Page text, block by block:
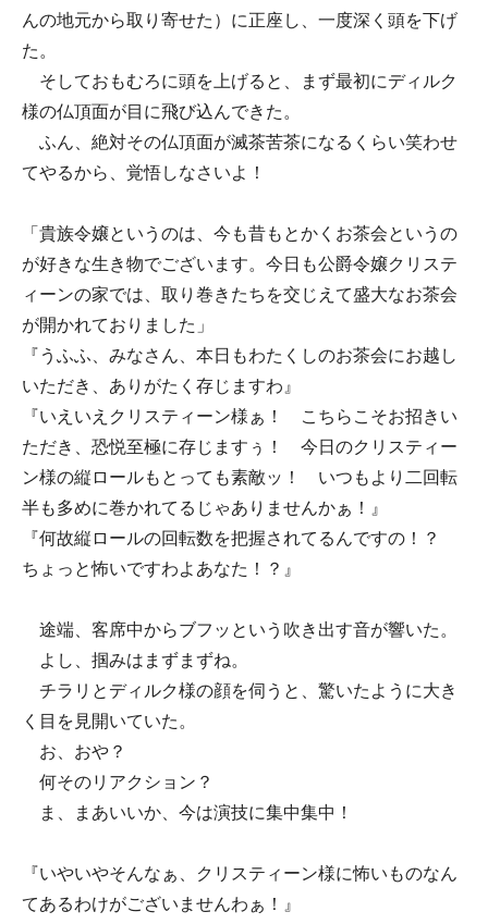
んの地元から取り寄せた）に正座し、一度深く頭を下げ
た。
そしておもむろに頭を上げると、まず最初にディルク
様の仏頂面が目に飛び込んできた。
ふん、絶対その仏頂面が滅茶苦茶になるくらい笑わせ
てやるから、覚悟しなさいよ！
「貴族令嬢というのは、今も昔もとかくお茶会というの
が好きな生き物でございます。今日も公爵令嬢クリステ
ィーンの家では、取り巻きたちを交じえて盛大なお茶会
が開かれておりました」
『うふふ、みなさん、本日もわたくしのお茶会にお越し
いただき、ありがたく存じますわ』
『いえいえクリスティーン様ぁ！ こちらこそお招きい
ただき、恐悦至極に存じますぅ！ 今日のクリスティー
ン様の縦ロールもとっても素敵ッ！ いつもより二回転
半も多めに巻かれてるじゃありませんかぁ！』
『何故縦ロールの回転数を把握されてるんですの！？
ちょっと怖いですわよあなた！？』
途端、客席中からブフッという吹き出す音が響いた。
よし、掴みはまずまずね。
チラリとディルク様の顔を伺うと、驚いたように大き
く目を見開いていた。
お、おや？
何そのリアクション？
ま、まあいいか、今は演技に集中集中！
『いやいやそんなぁ、クリスティーン様に怖いものなん
てあるわけがございませんわぁ！』